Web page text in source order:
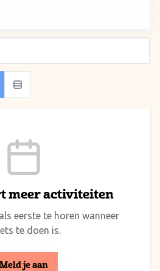
meer activiteiten
eerste te horen wanneer
te doen is.
Meld je aan